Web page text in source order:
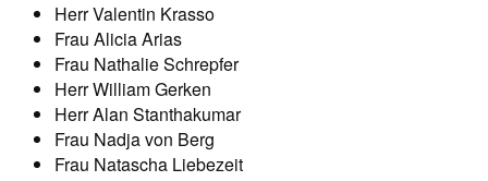
Herr Valentin Krasso
Frau Alicia Arias
Frau Nathalie Schrepfer
Herr William Gerken
Herr Alan Stanthakumar
Frau Nadja von Berg
Frau Natascha Liebezeit